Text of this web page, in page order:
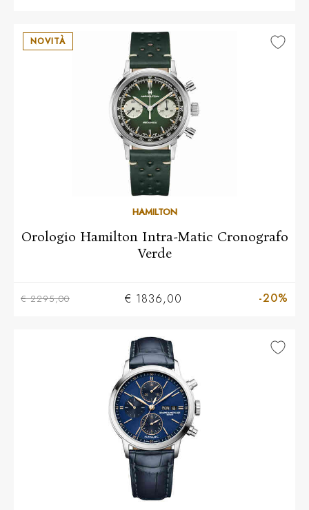
NOVITÀ
HAMILTON
Orologio Hamilton Intra-Matic Cronografo
Verde
€ 2295,00 € 1836,00 -20%